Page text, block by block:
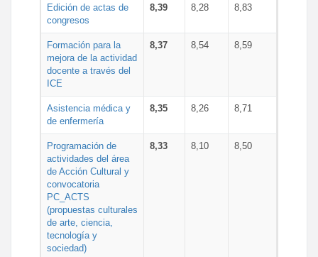
Edición de actas de
congresos
8,39 8,28 8,83
Formación para la
mejora de la actividad
docente a través del
ICE
8,37 8,54 8,59
Asistencia médica y
de enfermería
8,35 8,26 8,71
Programación de
actividades del área
de Acción Cultural y
convocatoria
PC_ACTS
(propuestas culturales
de arte, ciencia,
tecnología y
sociedad)
8,33 8,10 8,50